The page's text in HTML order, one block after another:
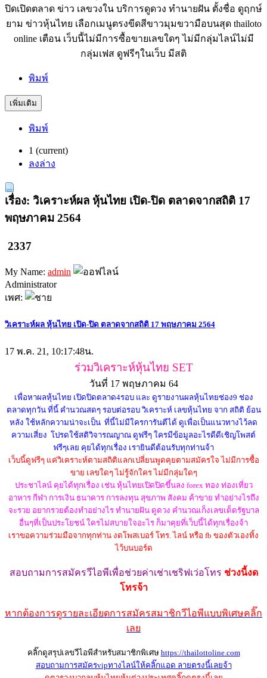
ปิดเปิดตลาด ข่าว เลขวงใน บริการดูดวง ทำนายฝัน ตั้งชื่อ ดูฤกษ์
ยาม ข่าวหุ้นไทย เลือกเมนูตรงขีดสีขาวมุมขวามือบนสุด thailoto
online เตือน เว็บนี้ไม่มีการซื้อขายเลขใดๆ ไม่มีกลุ่มไลน์ไม่มี
กลุ่มเฟส ดูฟรีๆในเว็บ มีสติ
พิมพ์
เพิ่มเติม
พิมพ์
1 (current)
ลงล่าง
เรื่อง: วิเคราะห์ผล หุ้นไทย เปิด-ปิด ตลาดจากสถิติ 17
พฤษภาคม 2564
2337
My Name: admin
Administrator
เพศ:
วิเคราะห์ผล หุ้นไทย เปิด-ปิด ตลาดจากสถิติ 17 พฤษภาคม 2564
17 พ.ค. 21, 10:17:48น.
ร่วมวิเคราะห์หุ้นไทย SET
วันที่ 17 พฤษภาคม 64
เพื่อหาผลหุ้นไทย เปิดปิดตลาด4รอบ และ ดูรายงานผลหุ้นไทยช่อง9 ช่อง
ตลาดทุกวัน ที่นี้ คำนวณสดๆ รอบต่อรอบ วิเคราะห์ เลขหุ้นไทย จาก สถิติ ย้อน
หลัง ใช้หลักความน่าจะเป็น ที่นี้ไม่มีใครการันตีได้ ดูเพื่อเป็นแนวทางไว้ลด
ความเสี่ยง โปรดใช้สติวิจารณญาณ ดูฟรีๆ ใครมีข้อมูลอะไรดีดีเชิญโพสต์
ฟรีๆเลย คุยได้ทุกเรื่อง เรายินดีต้อนรับทุกท่านจ้า
เว็บนี้ดูฟรีๆ แค่วิเคราะห์ตามสถิติแลกเปลี่ยนพูดคุยตามสมัครใจ ไม่มีการซื้อ
ขาย เลขใดๆ ไม่รู้จักใคร ไม่มีกลุ่มใดๆ
ประชาไลน์ คุยได้ทุกเรื่อง เช่น หุ้นไทยเปิดปิดขึ้นลง forex ทอง ท่องเที่ยว
อาหาร กีฬา การเงิน ธนาคาร การลงทุน สุขภาพ สังคม ค้าขาย ทำอย่างไรถึง
จะรวย อยากรวยต้องทำอย่างไร ทำนายฝัน ดูดวง คำนวณเก็งเลขเด็ดรัฐบาล
อื่นๆที่เป็นประโยชน์ ใครไม่สบายใจอะไร ก็มาคุยที่เว็บนี้ได้ทุกเรื่องจ้า
เราขอความร่วมมือจากทุกท่าน งดโพสเบอร์ โทร. ไลน์ หรือ fb ของตัวเองทิ้ง
ไว้บนบอร์ด
สอบถามการสมัครวีไอพีเพื่อช่วยค่าเช่าเชริฟเว่อโทร ช่วงนี้งด
โทรจ้า
หากต้องการดูรายละเอียดการสมัครสมาชิกวีไอพีแบบพิเศษคลิ๊ก
เลย
คลิ๊กดูสรุปเลขวีไอพีสำหรับสมาชิกพิเศษ https://thailottoline.com
สอบถามการสมัครvipทางไลน์ให้คลิ๊กแอด ลายตรงนี้เลยจ้า